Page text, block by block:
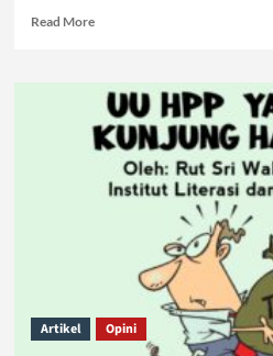
Read MoreRead
Living
,
Hidup
Menjadi
Tenang,
Artikel Opini